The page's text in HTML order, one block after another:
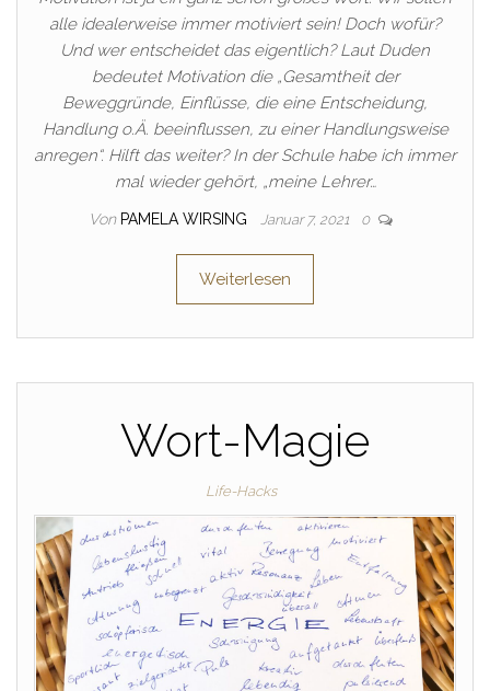
alle idealerweise immer motiviert sein! Doch wofür?
Und wer entscheidet das eigentlich? Laut Duden
bedeutet Motivation die „Gesamtheit der
Beweggründe, Einflüsse, die eine Entscheidung,
Handlung o.Ä. beeinflussen, zu einer Handlungsweise
anregen“. Hilft das weiter? In der Schule habe ich immer
mal wieder gehört, „meine Lehrer…
Von PAMELA WIRSING Januar 7, 2021 0
Weiterlesen
Wort-Magie
Life-Hacks